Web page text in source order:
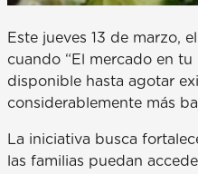
Este jueves 13 de marzo,
cuando “El mercado en
disponible hasta agotar
considerablemente más
La iniciativa busca
las familias puedan